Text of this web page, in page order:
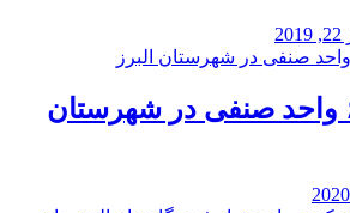
پلمب ۶ واحد صنفی در شهرستان